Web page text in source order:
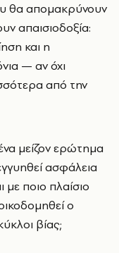
θα απομακρύνουν
απαισιοδοξία:
και η
— αν όχι
από την
μείζον ερώτημα
ασφάλεια
με ποιο πλαίσιο
ο
βίας;